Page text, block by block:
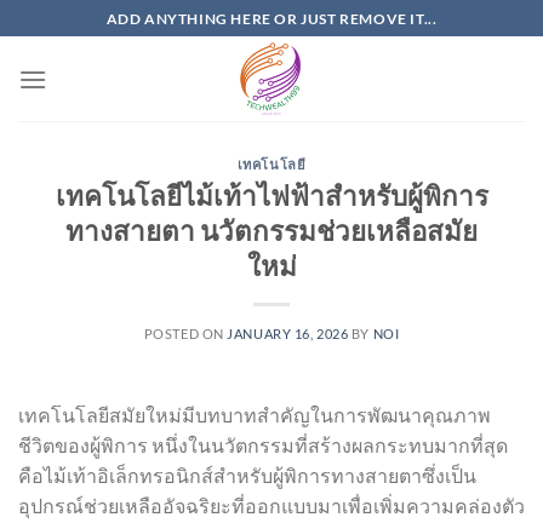
to
content
ADD ANYTHING HERE OR JUST REMOVE IT...
เทคโนโลยี
เทคโนโลยีไม้เท้าไฟฟ้าสำหรับผู้พิการ
ทางสายตา นวัตกรรมช่วยเหลือสมัย
ใหม่
POSTED ON JANUARY 16, 2026 BY NOI
เทคโนโลยีสมัยใหม่มีบทบาทสำคัญในการพัฒนาคุณภาพ
ชีวิตของผู้พิการ หนึ่งในนวัตกรรมที่สร้างผลกระทบมากที่สุด
คือไม้เท้าอิเล็กทรอนิกส์สำหรับผู้พิการทางสายตาซึ่งเป็น
อุปกรณ์ช่วยเหลืออัจฉริยะที่ออกแบบมาเพื่อเพิ่มความคล่องตัว